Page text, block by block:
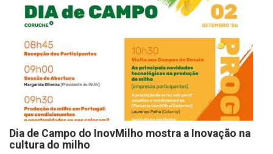
Dia de Campo do InovMilho mostra a Inovação na
cultura do milho